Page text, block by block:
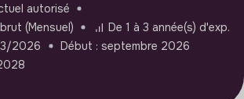
autorisé
(Mensuel)
De 1 à 3 année(s) d'exp.
2026
Début : septembre 2026